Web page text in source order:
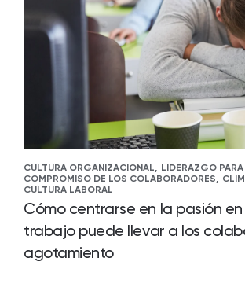
CULTURA ORGANIZACIONAL, LIDERAZGO
COMPROMISO DE LOS COLABORADORES,
CULTURA LABORAL
Cómo centrarse en la pasión
trabajo puede llevar a los
agotamiento